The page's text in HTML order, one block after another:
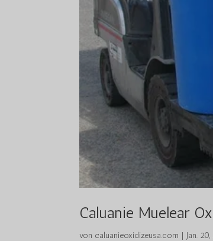
Caluanie Muelear
von caluanieoxidizeusa.com | Jan.